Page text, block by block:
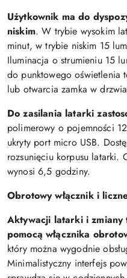
Użytkownik ma do
niskim. W trybie wysokim
minut, w trybie niskim 15
Iluminacja o strumieniu 15
do punktowego oświetlenia
lub otwarcia zamka w
Do zasilania latarki
polimerowy o pojemności
ukryty port micro USB.
rozsunięciu korpusu latarki.
wynosi 6,5 godziny.
Obrotowy włącznik i
Aktywacji latarki i zmiany
pomocą włącznika
który można wygodnie
Minimalistyczny interfejs